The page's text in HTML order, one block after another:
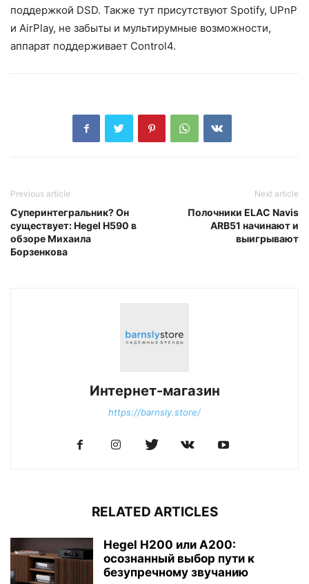
поддержкой DSD. Также тут присутствуют Spotify, UPnP
и AirPlay, не забыты и мультирумные возможности,
аппарат поддерживает Control4.
Previous article
Суперинтегральник? Он
существует: Hegel H590 в
обзоре Михаила
Борзенкова
Next article
Полочники ELAC Navis
ARB51 начинают и
выигрывают
Интернет-магазин
https://barnsly.store/
RELATED ARTICLES
Hegel H200 или A200:
осознанный выбор пути к
безупречному звучанию